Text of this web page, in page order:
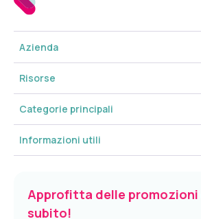
Azienda
Risorse
Categorie principali
Informazioni utili
Approfitta delle promozioni
subito!